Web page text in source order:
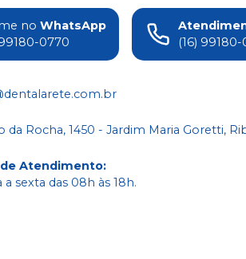
no WhatsApp
0770
(16)
da Rocha, 1450 - Jardim Maria Goretti,
Atendimento:
a sexta das 08h às 18h.